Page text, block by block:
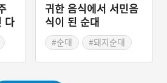
다
귀한 음식에서 서민음
식이 된 순대
#순대
#돼지순대